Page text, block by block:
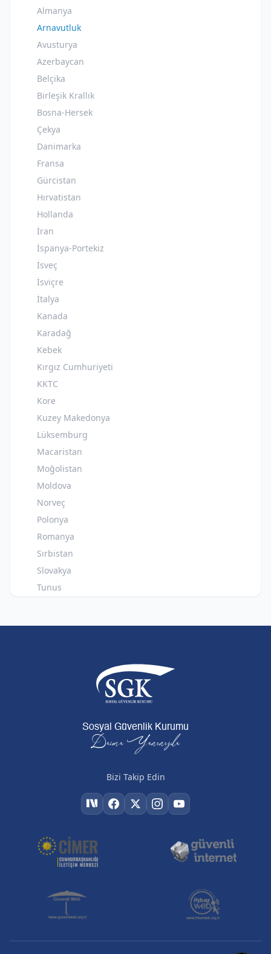
Almanya
Arnavutluk
Avusturya
Azerbaycan
Belçika
Birleşik Krallık
Bosna-Hersek
Çekya
Danimarka
Fransa
Gürcistan
Hırvatistan
Hollanda
İran
İspanya-Portekiz
İsveç
İsviçre
İtalya
Kanada
Karadağ
Kebek
Kırgız Cumhuriyeti
KKTC
Kore
Kuzey Makedonya
Lüksemburg
Macaristan
Moğolistan
Moldova
Norveç
Polonya
Romanya
Sırbistan
Slovakya
Tunus
Sosyal Güvenlik Kurumu
Daima Yanınızda
Bizi Takip Edin